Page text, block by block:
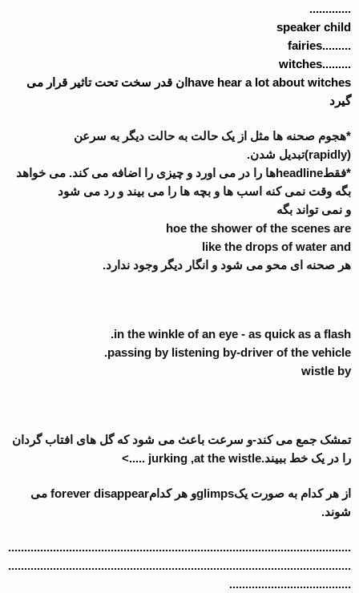
.............
speaker child
.........fairies
.........witches
have hear a lot about witches ان قدر سخت تحت تاثیر قرار می
گیرد
*هجوم صحنه ها مثل از یک حالت به حالت دیگر به سرعن
(
rapidly)تبدیل شدن.
*فقطheadlineها را در می اورد و چیزی را اضافه می کند. می خواهد
بگه وقت نمی کنه اسب ها و بچه ها را می بیند و رد می شود
و نمی تواند بگه
hoe the shower of the scenes are
like the drops of water and
هر صحنه ای محو می شود و انگار دیگر وجود ندارد.
in the winkle of an eye - as quick as a flash.
passing by listening by-driver of the vehicle.
wistle by
تمشک جمع می کند-و سرعت باعث می شود که گل های افتاب گردان
را در یک خط ببیند.jurking ,at the wistle .....>
از هر کدام به صورت یکglimpsو هر کدامforever disappear می
شوند.
...........................................................................................................
...........................................................................................................
......................................